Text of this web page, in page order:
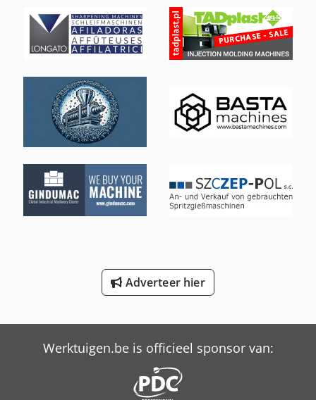
International 644
International 654
International 824
International 833
International 844
New Holland-Kobelco
Trailer And Tools
Adverteer hier
Werktuigen.be is officieel sponsor van: